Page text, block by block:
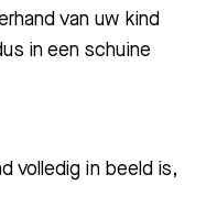
van uw kind
in een schuine
volledig in beeld is,